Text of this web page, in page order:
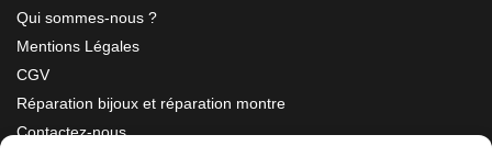
Qui sommes-nous ?
Mentions Légales
CGV
Réparation bijoux et réparation montre
Contactez-nous